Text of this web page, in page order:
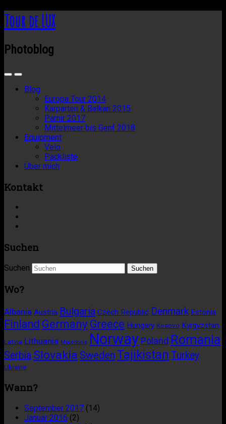
Tour de LUX
Photoblog
Blog
Europa Tour 2014
Karparten & Balkan 2015
Pamir 2017
Mittelmeer bis Genf 2018
Equipment
Velo
Packliste
Über mich
Kontakt
Suchen
Suchen
Wo?
Albania Austria Bulgaria Czech Republic Denmark Estonia
Finland Germany Greece Hungary Kosovo Kyrgyzstan
Latvia Lithuania Macedonia Norway Poland Romania
Serbia Slovakia Sweden Tajikistan Turkey
Ukraine
Wann?
September 2017 (14)
Januar 2016 (2)